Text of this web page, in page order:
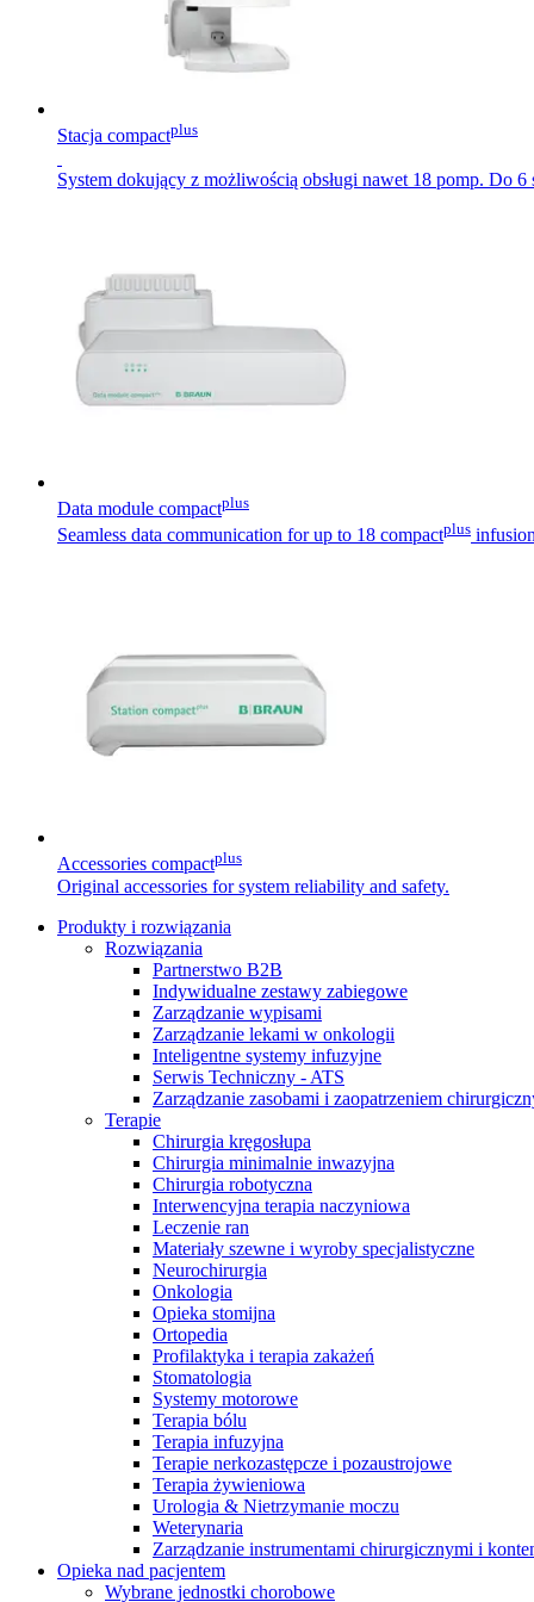
Serwis Techniczny - ATS
Przegląd i naprawa instrumentów oraz
urządzeń medycznych, zarówno w okresie gwarancji, jak i w
Stacja compactplus
System dokujący z możliwością obsługi nawet 18 pomp. Do
Data module compactplus
Seamless data communication for up to 18 compactplus
Accessories compactplus
Original accessories for system reliability and safety.
Produkty i rozwiązania
Rozwiązania
Partnerstwo B2B
Indywidualne zestawy zabiegowe
Zarządzanie wypisami
Zarządzanie lekami w onkologii
Inteligentne systemy infuzyjne
Serwis Techniczny - ATS
Zarządzanie zasobami i zaopatrzeniem
Terapie
Chirurgia kręgosłupa
Chirurgia minimalnie inwazyjna
Chirurgia robotyczna
Interwencyjna terapia naczyniowa
Leczenie ran
Materiały szewne i wyroby specjalistyczne
Neurochirurgia
Onkologia
Opieka stomijna
Ortopedia
Profilaktyka i terapia zakażeń
Stomatologia
Systemy motorowe
Terapia bólu
Terapia infuzyjna
Terapie nerkozastępcze i pozaustrojowe
Terapia żywieniowa
Urologia & Nietrzymanie moczu
Weterynaria
Zarządzanie instrumentami chirurgicznymi i
Opieka nad pacjentem
Wybrane jednostki chorobowe